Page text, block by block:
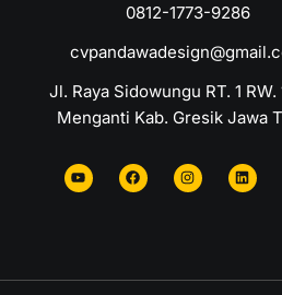
0812-1773-9286
Jl. Raya Sidowungu RT. 1 RW.
Menganti Kab. Gresik Jawa
u
t
u
c
e
b
s
t
a
n
k
e